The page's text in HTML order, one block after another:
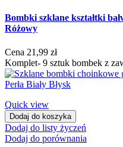
Bombki szklane kształtki
Różowy
Cena 21,99 zł
Komplet- 9 sztuk bombek z
Quick view
Dodaj do koszyka
Dodaj do listy życzeń
Dodaj do porównania